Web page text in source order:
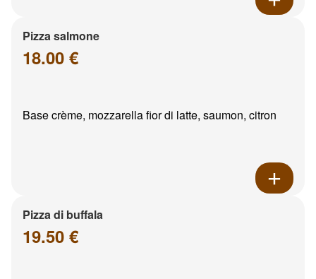
Pizza salmone
18.00 €
Base crème, mozzarella fior di latte, saumon, citron
Pizza di buffala
19.50 €